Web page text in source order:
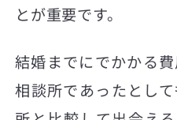
とが重要です。
結婚までにでかかる
相談所であったとし